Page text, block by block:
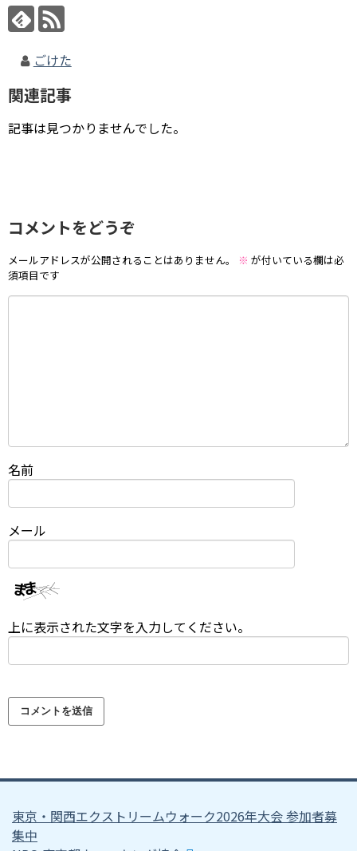
ごけた
関連記事
記事は見つかりませんでした。
コメントをどうぞ
メールアドレスが公開されることはありません。 ※ が付いている欄は必
須項目です
名前
メール
上に表示された文字を入力してください。
東京・関西エクストリームウォーク2026年大会 参加者募
集中